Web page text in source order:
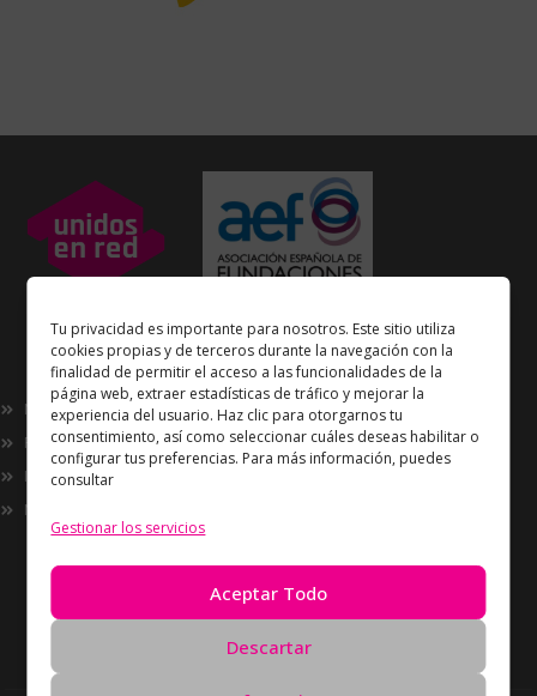
Tu privacidad es importante para nosotros. Este sitio utiliza
cookies propias y de terceros durante la navegación con la
finalidad de permitir el acceso a las funcionalidades de la
página web, extraer estadísticas de tráfico y mejorar la
experiencia del usuario. Haz clic para otorgarnos tu
consentimiento, así como seleccionar cuáles deseas habilitar o
configurar tus preferencias. Para más información, puedes
consultar
Gestionar los servicios
Aceptar Todo
Descartar
Enlaces de interés
Nosotros
Proyectos
Innovación
Now
de laAsociación Española de Fundaciones
Política de Privacidad
Política de cookies